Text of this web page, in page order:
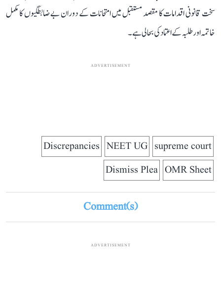
سخت قانونی اقدامات کا مقصد مستقبل میں امتحانات کے دوران بے ضابطگیوں کا مکمل
خاتمہ اور طلبہ کے اعتماد کی بحالی ہے۔
ADVERTISEMENT
supreme court
NEET UG
Discrepancies
OMR Sheet
Dismiss Plea
Comment(s)
ADVERTISEMENT